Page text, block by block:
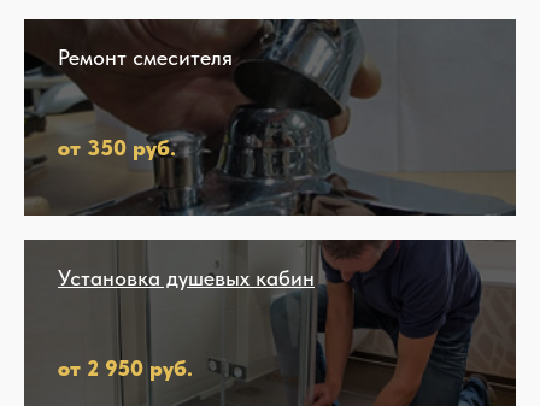
Ремонт смесителя
от 350 руб.
Установка душевых кабин
от 2 950 руб.